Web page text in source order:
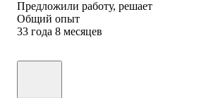
Предложили работу, решает
Общий опыт
33 года 8 месяцев